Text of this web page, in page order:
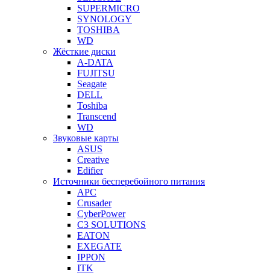
SUPERMICRO
SYNOLOGY
TOSHIBA
WD
Жёсткие диски
A-DATA
FUJITSU
Seagate
DELL
Toshiba
Transcend
WD
Звуковые карты
ASUS
Creative
Edifier
Источники бесперебойного питания
APC
Crusader
CyberPower
C3 SOLUTIONS
EATON
EXEGATE
IPPON
ITK